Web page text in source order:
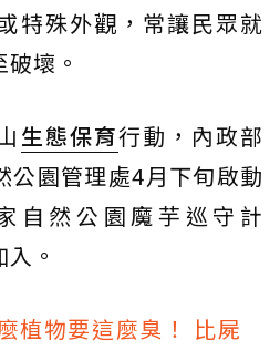
特殊外觀，常讓民眾就
壞。
生態保育行動，內政部
公園管理處4月下旬啟動
自然公園魔芋巡守計
。
植物要這麼臭！ 比屍